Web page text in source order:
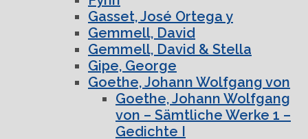
Gasset, José Ortega y
Gemmell, David
Gemmell, David & Stella
Gipe, George
Goethe, Johann Wolfgang von
Goethe, Johann Wolfgang
von – Sämtliche Werke 1 –
Gedichte I